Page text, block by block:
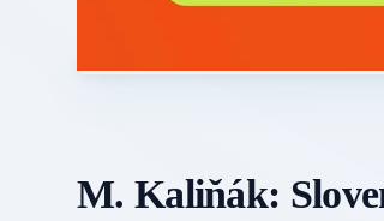
M. Kaliňák: